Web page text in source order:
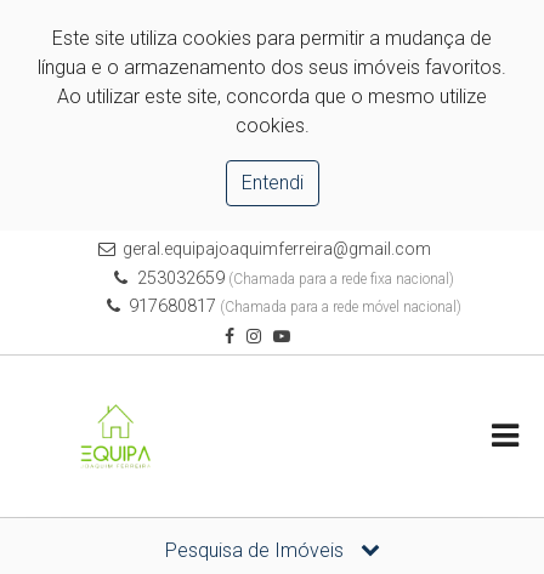
Este site utiliza cookies para permitir a mudança de
língua e o armazenamento dos seus imóveis favoritos.
Ao utilizar este site, concorda que o mesmo utilize
cookies.
Entendi
geral.equipajoaquimferreira@gmail.com
253032659(Chamada para a rede fixa nacional)
917680817 (Chamada para a rede móvel nacional)
Pesquisa de Imóveis